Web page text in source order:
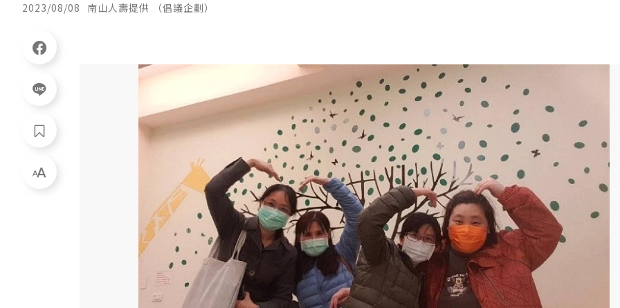
2023/08/08 南山人壽提供 （倡議企劃）